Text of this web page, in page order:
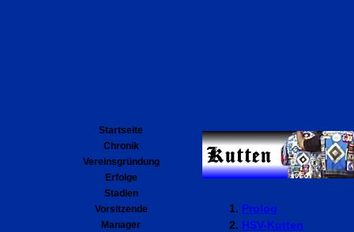
Startseite
Chronik
Vereinsgründung
Erfolge
Stadien
Vorsitzende
Manager
Prolog
HSV-Kutten